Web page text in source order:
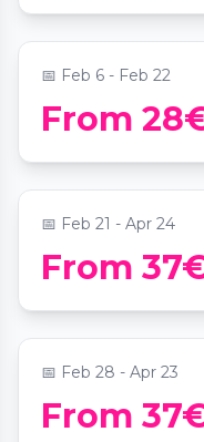
📍Kehrwieder
📅 Feb 6 - Feb 22
From
Strings
📍MARKK Museum
📅 Feb 21 - Apr 24
From
Candlelight: Ed
📍Krypta der
📅 Feb 28 - Apr 23
From
Candlelight: